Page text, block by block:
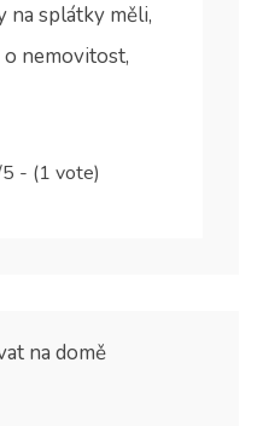
na splátky měli,
nemovitost,
- (1 vote)
na domě